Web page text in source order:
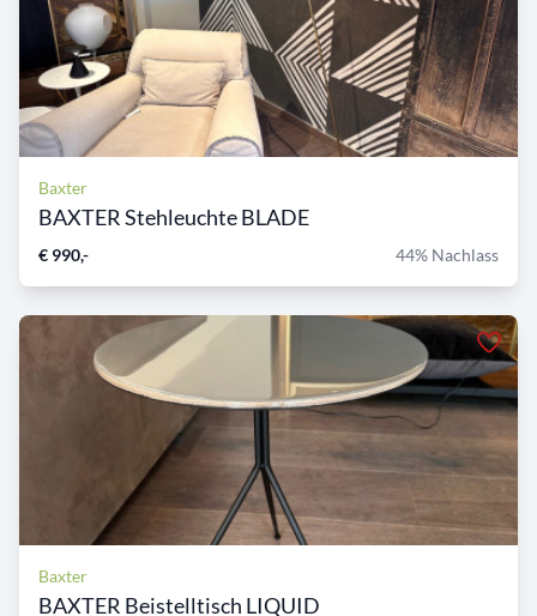
Baxter
BAXTER Stehleuchte BLADE
€ 990,- 44% Nachlass
Baxter
BAXTER Beistelltisch LIQUID